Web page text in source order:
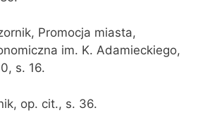
Promocja miasta,
im. K. Adamieckiego,
s. 16.
op. cit., s. 36.